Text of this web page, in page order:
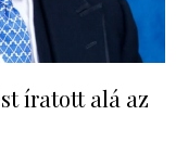
íratott alá az